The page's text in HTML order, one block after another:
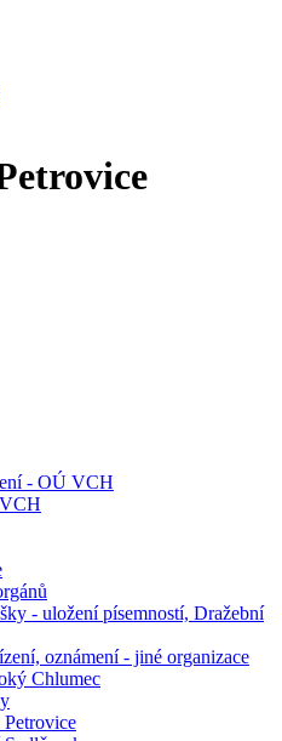
- OÚ VCH
- uložení písemností, Dražební
oznámení - jiné organizace
Chlumec
Petrovice